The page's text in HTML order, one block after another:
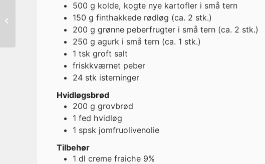
500 g kolde, kogte nye kartofler i små tern
150 g finthakkede rødløg (ca. 2 stk.)
200 g grønne peberfrugter i små tern (ca. 2 stk.)
250 g agurk i små tern (ca. 1 stk.)
1 tsk groft salt
friskkværnet peber
24 stk isterninger
Hvidløgsbrød
200 g grovbrød
1 fed hvidløg
1 spsk jomfruolivenolie
Tilbehør
1 dl creme fraiche 9%
Kartoffelsalat med